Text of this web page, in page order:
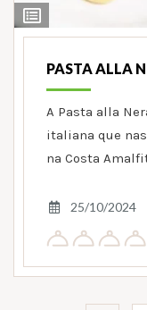
Ver
Ingredientes
PASTA ALLA
A Pasta alla
italiana que
na Costa
25/10/2024